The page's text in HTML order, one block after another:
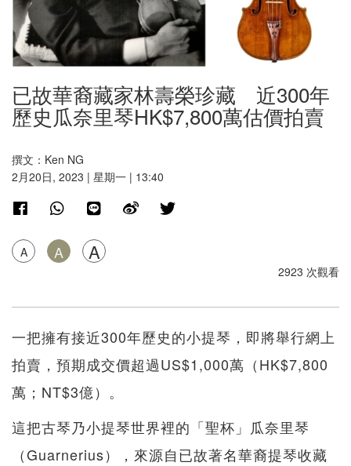
已故華裔藏家林壽榮珍藏 近300年
歷史瓜奈里琴HK$7,800萬估價拍賣
撰文：Ken NG
2月20日, 2023 | 星期一 | 13:40
A A A
2923 次觀看
一把擁有接近300年歷史的小提琴，即將舉行網上
拍賣，預期成交價超過US$1,000萬（HK$7,800
萬；NT$3億）。
這把古琴乃小提琴世界裡的「聖杯」瓜奈里琴
（Guarnerius），來源自已故著名華裔提琴收藏